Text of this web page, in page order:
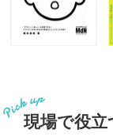
現場で役